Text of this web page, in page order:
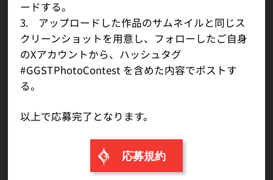
ードする。
3. アップロードした作品のサムネイルと同じス
クリーンショットを用意し、フォローしたご自身
のXアカウントから、ハッシュタグ
#GGSTPhotoContest を含めた内容でポストす
る。
以上で応募完了となります。
応募規約